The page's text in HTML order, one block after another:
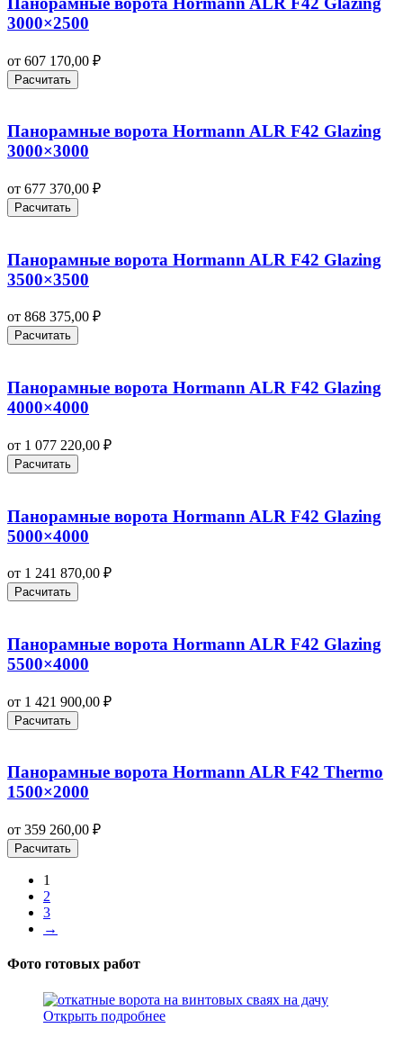
3000×2500
от 607 170,00 ₽
Расчитать
Панорамные ворота Hormann ALR F42 Glazing
3000×3000
от 677 370,00 ₽
Расчитать
Панорамные ворота Hormann ALR F42 Glazing
3500×3500
от 868 375,00 ₽
Расчитать
Панорамные ворота Hormann ALR F42 Glazing
4000×4000
от 1 077 220,00 ₽
Расчитать
Панорамные ворота Hormann ALR F42 Glazing
5000×4000
от 1 241 870,00 ₽
Расчитать
Панорамные ворота Hormann ALR F42 Glazing
5500×4000
от 1 421 900,00 ₽
Расчитать
Панорамные ворота Hormann ALR F42 Thermo
1500×2000
от 359 260,00 ₽
Расчитать
1
2
3
→
Фото готовых работ
Открыть подробнее